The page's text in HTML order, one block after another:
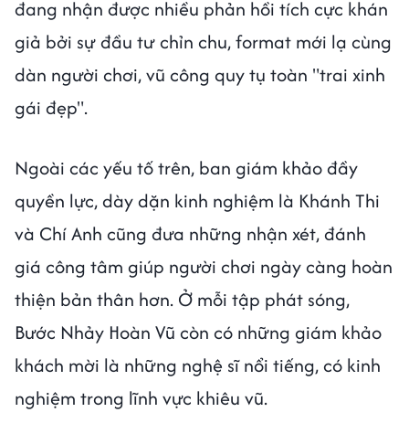
đang nhận được nhiều phản hồi tích cực khán
giả bởi sự đầu tư chỉn chu, format mới lạ cùng
dàn người chơi, vũ công quy tụ toàn "trai xinh
gái đẹp".
Ngoài các yếu tố trên, ban giám khảo đầy
quyền lực, dày dặn kinh nghiệm là Khánh Thi
và Chí Anh cũng đưa những nhận xét, đánh
giá công tâm giúp người chơi ngày càng hoàn
thiện bản thân hơn. Ở mỗi tập phát sóng,
Bước Nhảy Hoàn Vũ còn có những giám khảo
khách mời là những nghệ sĩ nổi tiếng, có kinh
nghiệm trong lĩnh vực khiêu vũ.